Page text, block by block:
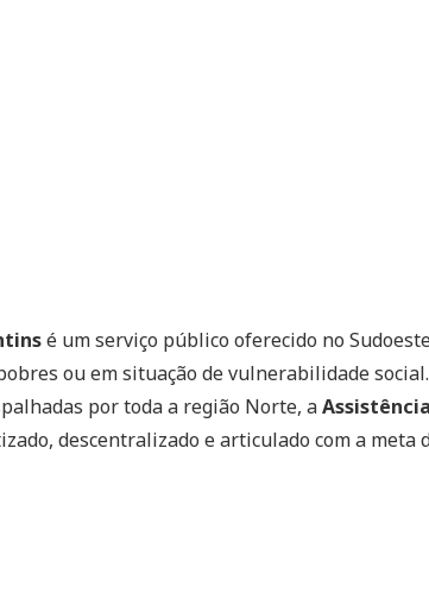
é um serviço público oferecido no
ou em situação de vulnerabilidade
por toda a região Norte, a
descentralizado e articulado com a meta